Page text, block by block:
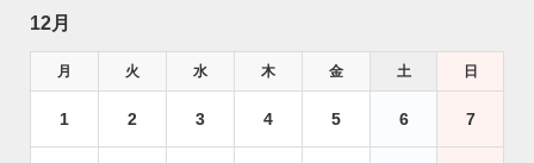
12月
月 火 水 木 金 土 日
1 2 3 4 5 6 7